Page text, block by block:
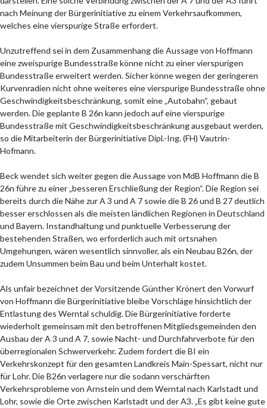
nach Meinung der Bürgerinitiative zu einem Verkehrsaufkommen,
welches eine vierspurige Straße erfordert.
Unzutreffend sei in dem Zusammenhang die Aussage von Hoffmann
eine zweispurige Bundesstraße könne nicht zu einer vierspurigen
Bundesstraße erweitert werden. Sicher könne wegen der geringeren
Kurvenradien nicht ohne weiteres eine vierspurige Bundesstraße ohne
Geschwindigkeitsbeschränkung, somit eine „Autobahn“, gebaut
werden. Die geplante B 26n kann jedoch auf eine vierspurige
Bundesstraße mit Geschwindigkeitsbeschränkung ausgebaut werden,
so die Mitarbeiterin der Bürgerinitiative Dipl.-Ing. (FH) Vautrin-
Hofmann.
Beck wendet sich weiter gegen die Aussage von MdB Hoffmann die B
26n führe zu einer „besseren Erschließung der Region“. Die Region sei
bereits durch die Nähe zur A 3 und A 7 sowie die B 26 und B 27 deutlich
besser erschlossen als die meisten ländlichen Regionen in Deutschland
und Bayern. Instandhaltung und punktuelle Verbesserung der
bestehenden Straßen, wo erforderlich auch mit ortsnahen
Umgehungen, wären wesentlich sinnvoller, als ein Neubau B26n, der
zudem Unsummen beim Bau und beim Unterhalt kostet.
Als unfair bezeichnet der Vorsitzende Günther Krönert den Vorwurf
von Hoffmann die Bürgerinitiative bleibe Vorschläge hinsichtlich der
Entlastung des Werntal schuldig. Die Bürgerinitiative forderte
wiederholt gemeinsam mit den betroffenen Mitgliedsgemeinden den
Ausbau der A 3 und A 7, sowie Nacht- und Durchfahrverbote für den
überregionalen Schwerverkehr. Zudem fordert die BI ein
Verkehrskonzept für den gesamten Landkreis Main-Spessart, nicht nur
für Lohr. Die B26n verlagere nur die sodann verschärften
Verkehrsprobleme von Arnstein und dem Werntal nach Karlstadt und
Lohr, sowie die Orte zwischen Karlstadt und der A3. „Es gibt keine gute